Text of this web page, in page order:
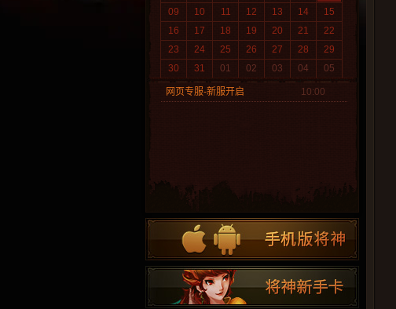
09
10 11 12 13 14
15
16
17 18 19 20 21
22
23
24 25 26 27 28
29
30
31 01 02 03 04 05
网页专服-新服开启 10:00